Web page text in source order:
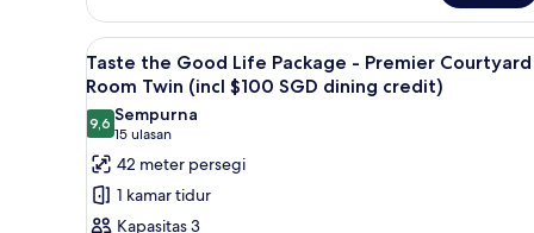
Courtyard
Room
Twin
Lihat
semua
foto
untuk
Taste
the
Good
Seprai premium, minibar,
7
Taste the Good Life Package - Premier Courtyard
Room Twin (incl $100 SGD dining credit)
9,69,6 dari 10
Sempurna
15 ulasan
(15
ulasan)
42 meter persegi
1 kamar tidur
Kapasitas 3